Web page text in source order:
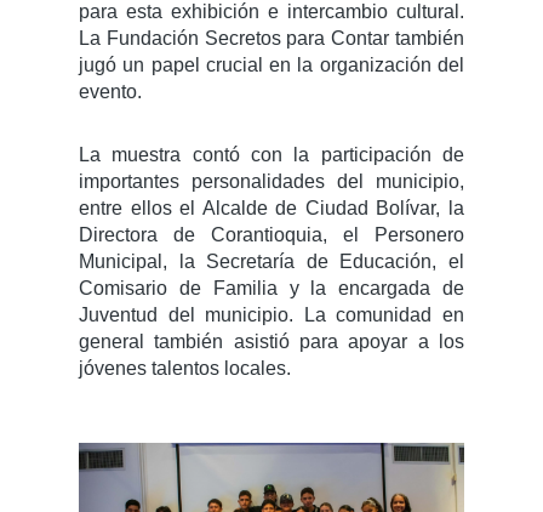
para esta exhibición e intercambio cultural.
La Fundación Secretos para Contar también
jugó un papel crucial en la organización del
evento.
La muestra contó con la participación de
importantes personalidades del municipio,
entre ellos el Alcalde de Ciudad Bolívar, la
Directora de Corantioquia, el Personero
Municipal, la Secretaría de Educación, el
Comisario de Familia y la encargada de
Juventud del municipio. La comunidad en
general también asistió para apoyar a los
jóvenes talentos locales.